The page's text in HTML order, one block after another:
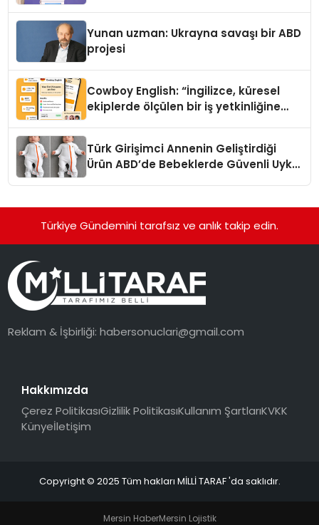
Yunan uzman: Ukrayna savaşı bir ABD
projesi
Cowboy English: “İngilizce, küresel
ekiplerde ölçülen bir iş yetkinliğine
Türk Girişimci Annenin Geliştirdiği
Ürün ABD’de Bebeklerde Güvenli Uyku
Türkiye Gündemini tarafsız ve anlık takip edin.
Reklam & İşbirliği:habersonuclari@gmail.com
Hakkımızda
Çerez PolitikasıGizlilik PolitikasıKullanım ŞartlarıKVKK
Künyeİletişim
Copyright © 2025 Tüm hakları MİLLİ TARAF 'da saklıdır.
Mersin HaberMersin Lojistik